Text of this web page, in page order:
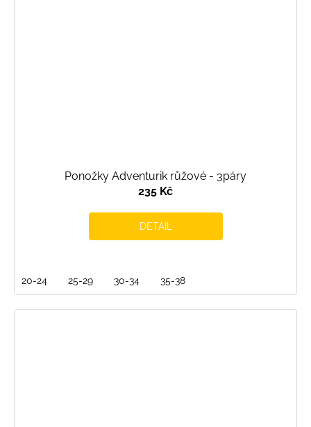
Ponožky Adventurik růžové - 3páry
235 Kč
DETAIL
20-24 25-29 30-34 35-38